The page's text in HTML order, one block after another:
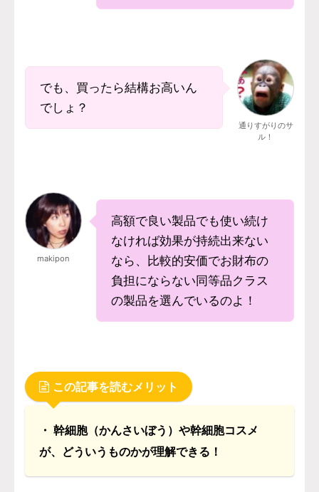
でも、買ったら結構お高いん
でしょ？
通りすがりのサ
ル！
makipon
高額で良い製品でも使い続け
なければ効果が持続出来ない
なら、比較的安価でお財布の
負担にならない同等品クラス
の製品を選んでいるのよ！
この記事を読むメリット
・ 幹細胞（かんさいぼう）や幹細胞コスメ
が、どういうものかが理解できる！